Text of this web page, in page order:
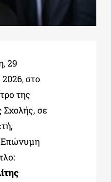
29
2026, στο
της
Σχολής, σε
Επώνυμη